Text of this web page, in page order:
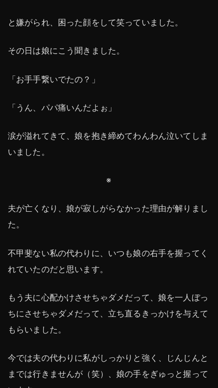
と嫌がられ、困った顔をして笑っていました。
その日は娘にこう聞きました。
「お手手繋いでたの？」
「うん、パパ痛いんだよぉ」
涙が溢れてきて、娘を抱き締めてわんわん泣いてしま
いました。
※
夫が亡くなり、娘が寂しがらなかった理由が解りまし
た。
不甲斐ない私の代わりに、いつも娘の右手を握ってく
れていたのだと思います。
もう夫に心配かけさせちゃダメだって、娘を一人ぼっ
ちにさせちゃダメだって、立ち直るきっかけを与えて
もらいました。
今では夫の代わりに私がしっかりと強く、じんじんと
までは行きませんが（笑）、娘の手をぎゅっと握って